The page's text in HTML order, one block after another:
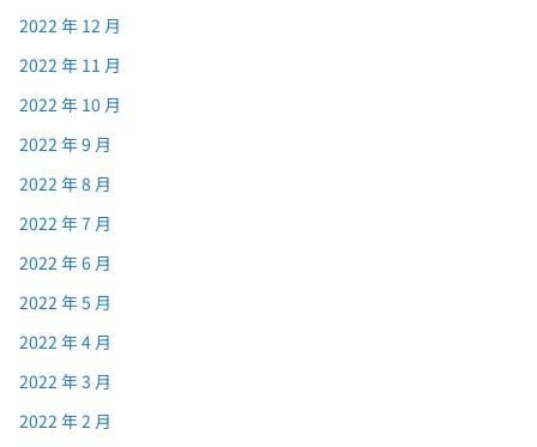
2022 年 12 月
2022 年 11 月
2022 年 10 月
2022 年 9 月
2022 年 8 月
2022 年 7 月
2022 年 6 月
2022 年 5 月
2022 年 4 月
2022 年 3 月
2022 年 2 月